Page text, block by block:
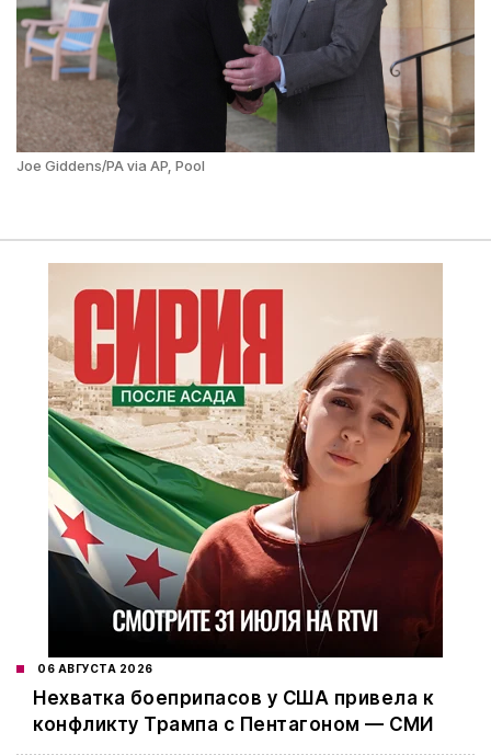
Joe Giddens/PA via AP, Pool
06 АВГУСТА 2026
Нехватка боеприпасов у США привела к
конфликту Трампа с Пентагоном — СМИ